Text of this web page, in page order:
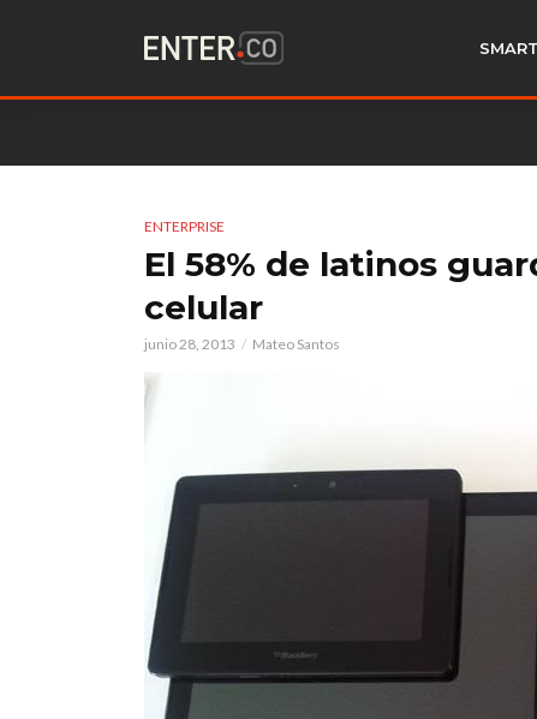
ENTERPRISE
El 58% de latinos
celular
junio 28, 2013 Mateo Santos